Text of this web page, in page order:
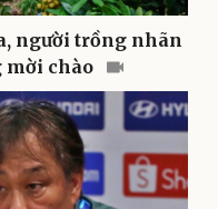
người trồng nhãn
mời chào